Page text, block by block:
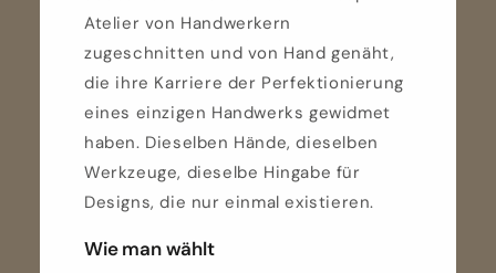
Atelier von Handwerkern
zugeschnitten und von Hand genäht,
die ihre Karriere der Perfektionierung
eines einzigen Handwerks gewidmet
haben. Dieselben Hände, dieselben
Werkzeuge, dieselbe Hingabe für
Designs, die nur einmal existieren.
Wie man wählt